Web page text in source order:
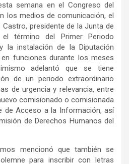
semana en el Congreso del
los medios de comunicación, el
presidente de la Junta de
término del Primer Periodo
la instalación de la Diputación
funciones durante los meses
adelantó que se tiene
de un periodo extraordinario
de urgencia y relevancia, entre
comisionado o comisionada
de Acceso a la Información, así
de Derechos Humanos del
mencionó que también se
para inscribir con letras